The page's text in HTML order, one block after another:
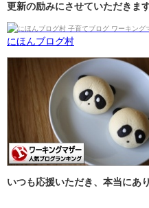
更新の励みにさせていただきます
にほんブログ村
いつも応援いただき、本当にあ